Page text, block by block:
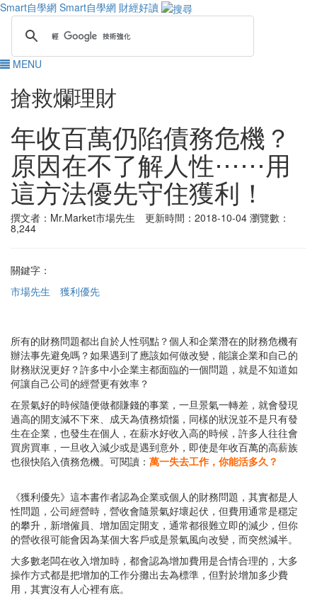
Smart自學網 Smart自學網 財經好讀
MENU
搶救爛理財
年收百萬仍陷債務危機？
原因在不了解人性⋯⋯用
這方法優先守住獲利！
撰文者：Mr.Market市場先生 更新時間：2018-10-04 瀏覽數：
8,244
關鍵字：
市場先生
獲利優先
所有的財務問題都出自於人性弱點？個人和企業潛在的財務危機有
辦法事先避免嗎？如果遇到了應該如何做改變，能讓企業和自己的
財務狀況更好？許多中小企業主都面臨的一個問題，就是不知道如
何讓自己公司的經營更有效率？
在景氣好的時候隨便做都賺錢的事業，一旦景氣一轉差，就會發現
過高的開支減不下來、成天為債務煩惱，同樣的狀況並不是只有發
生在企業，也發生在個人，在薪水好收入高的時候，許多人往往會
買房買車，一旦收入減少或是遇到意外，即使是年收百萬的高薪族
也很快陷入債務危機。可閱讀： 萬一失去工作，你能活多久？
《獲利優先》這本書作者認為企業或個人的財務問題，其實都是人
性問題，公司經營時，營收會隨景氣好壞起伏，但費用通常是穩定
的攀升，新增僱員、增加固定開支，通常都很難立即的減少，但你
的營收很可能會因為某個大客戶或是景氣風向改變，而突然減半。
大多數老闆在收入增加時，都會認為增加費用是合情合理的，大多
操作方式都是把增加的工作分攤出去為標準，但對於增加多少費
用，其實沒有人心裡有底。